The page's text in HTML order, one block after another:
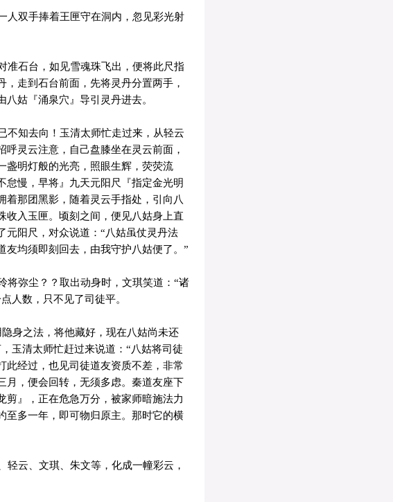
双手捧着王匣守在洞内，忽见彩光射
石台，如见雪魂珠飞出，便将此尺指
走到石台前面，先将灵丹分置两手，
姑『涌泉穴』导引灵丹进去。
知去向！玉清太师忙走过来，从轻云
灵云注意，自己盘膝坐在灵云前面，
盏明灯般的光亮，照眼生辉，荧荧流
怠慢，早将』九天元阳尺『指定金光明
那团黑影，随着灵云手指处，引向八
收入玉匣。顷刻之间，便见八姑身上直
元阳尺，对众说道：“八姑虽仗灵丹法
均须即刻回去，由我守护八姑便了。”
弥尘？？取出动身时，文琪笑道：“诸
人数，只不见了司徒平。
身之法，将他藏好，现在八姑尚未还
玉清太师忙赶过来说道：“八姑将司徒
经过，也见司徒道友资质不差，非常
月，便会回转，无须多虑。秦道友座下
』，正在危急万分，被家师暗施法力
至多一年，即可物归原主。那时它的横
云、文琪、朱文等，化成一幢彩云，